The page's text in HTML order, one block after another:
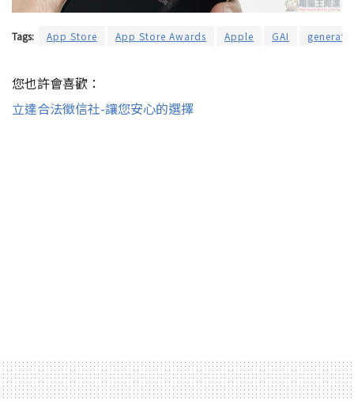
Tags: App Store App Store Awards Apple GAI
您也許會喜歡：
立達合法徵信社-讓您安心的選擇